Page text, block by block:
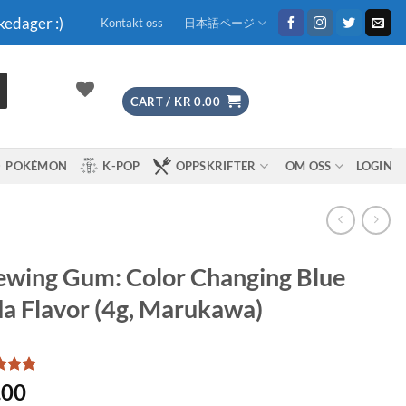
:) Kontakt oss 日本語ページ
CART / KR 0.00
POKÉMON K-POP OPPSKRIFTER OM OSS LOGIN
Gum: Color Changing Blue
Flavor (4g, Marukawa)
5
5